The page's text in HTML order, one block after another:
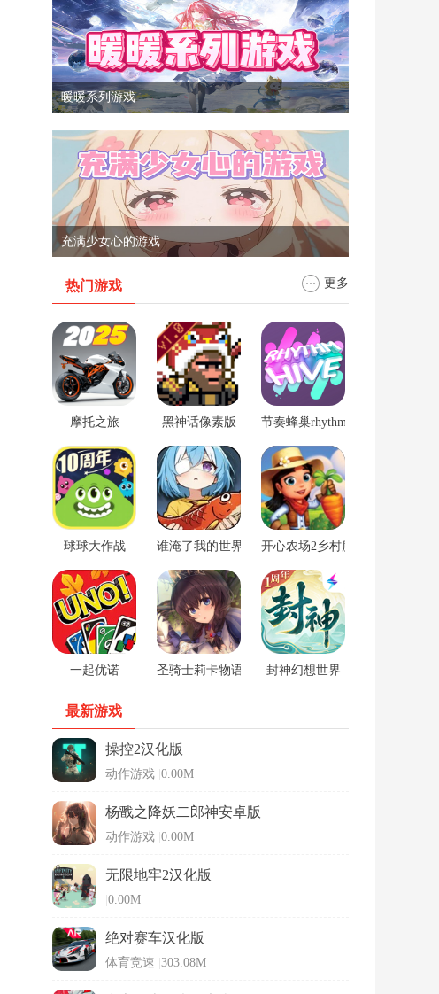
暖暖系列游戏
充满少女心的游戏
热门游戏 更多
摩托之旅 黑神话像素版 节奏蜂巢rhythm hive
球球大作战 谁淹了我的世界游戏开心农场2乡村度假中文版
一起优诺 圣骑士莉卡物语安卓手游封神幻想世界
最新游戏
操控2汉化版
动作游戏 0.00M
杨戬之降妖二郎神安卓版
动作游戏 0.00M
无限地牢2汉化版
0.00M
绝对赛车汉化版
体育竞速 303.08M